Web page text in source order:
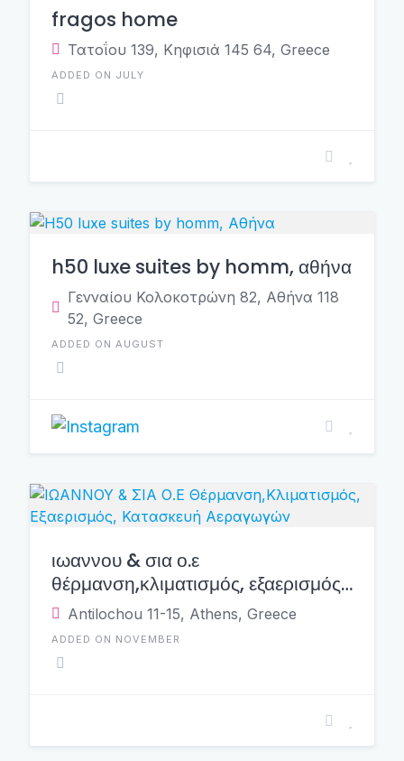
fragos home
Τατοΐου 139, Κηφισιά 145 64, Greece
ADDED ON JULY
h50 luxe suites by homm, αθήνα
Γενναίου Κολοκοτρώνη 82, Αθήνα 118
52, Greece
ADDED ON AUGUST
ιωαννου & σια ο.ε
θέρμανση,κλιματισμός, εξαερισμός,
κατασκευή αεραγωγών
Antilochou 11-15, Athens, Greece
ADDED ON NOVEMBER